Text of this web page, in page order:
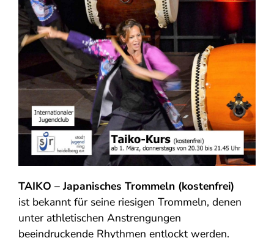
TAIKO – Japanisches Trommeln (kostenfrei)
ist bekannt für seine riesigen Trommeln, denen
unter athletischen Anstrengungen
beeindruckende Rhythmen entlockt werden.